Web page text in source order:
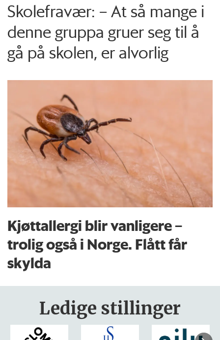
Skolefravær: – At så mange i
denne gruppa gruer seg til å
gå på skolen, er alvorlig
Kjøttallergi blir vanligere –
trolig også i Norge. Flått får
skylda
Ledige stillinger